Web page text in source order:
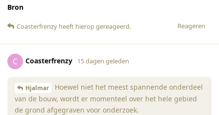
Bron
Reageren
Coasterfrenzy heeft hierop gereageerd.
C Coasterfrenzy 15 dagen geleden
Hjalmar
Hoewel niet het meest spannende onderdeel
van de bouw, wordt er momenteel over het hele gebied
de grond afgegraven voor onderzoek.